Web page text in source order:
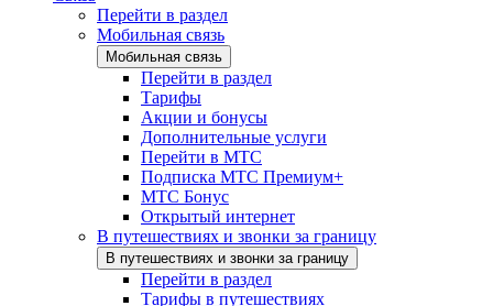
Перейти в раздел
Мобильная связь
Мобильная связь
Перейти в раздел
Тарифы
Акции и бонусы
Дополнительные услуги
Перейти в МТС
Подписка МТС Премиум+
МТС Бонус
Открытый интернет
В путешествиях и звонки за границу
В путешествиях и звонки за границу
Перейти в раздел
Тарифы в путешествиях